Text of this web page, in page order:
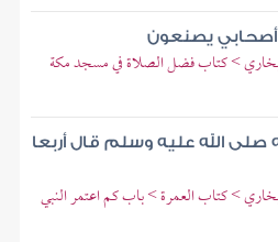
أصحابي يصنعون
> كتاب فضل الصلاة في مسجد مكة
صلى الله عليه وسلم قال أربعا
> كتاب العمرة > باب كم اعتمر النبي